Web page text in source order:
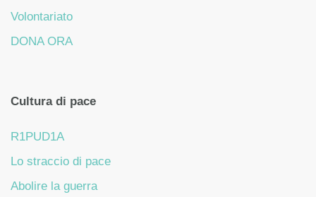
Volontariato
DONA ORA
Cultura di pace
R1PUD1A
Lo straccio di pace
Abolire la guerra